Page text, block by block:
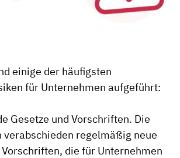
einige der häufigsten
für Unternehmen aufgeführt:
Gesetze und Vorschriften. Die
verabschieden regelmäßig neue
Vorschriften, die für Unternehmen